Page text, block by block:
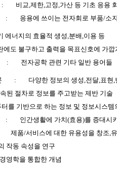
:
비교,제한,고정,가산 등 기초 응용
: 응용에 쓰이는 전자회로 부품/소
에너지의 효율적 생성,분배,이용 등
에도 불구하고 출력을 목표신호에 가
: 전자공학 관련 기타 일반 용어들
:
다양한 정보의 생성,전달,표현
된 절차로 정보를 주고받는 제반 기술
터를 기반으로 하는 정보 및 정보시스템
:
인간생활에 가치(효용)를 증대시
제품/서비스에 대한 유용성을 창조,
작동 속성을 연구
영학을 통합한 개념